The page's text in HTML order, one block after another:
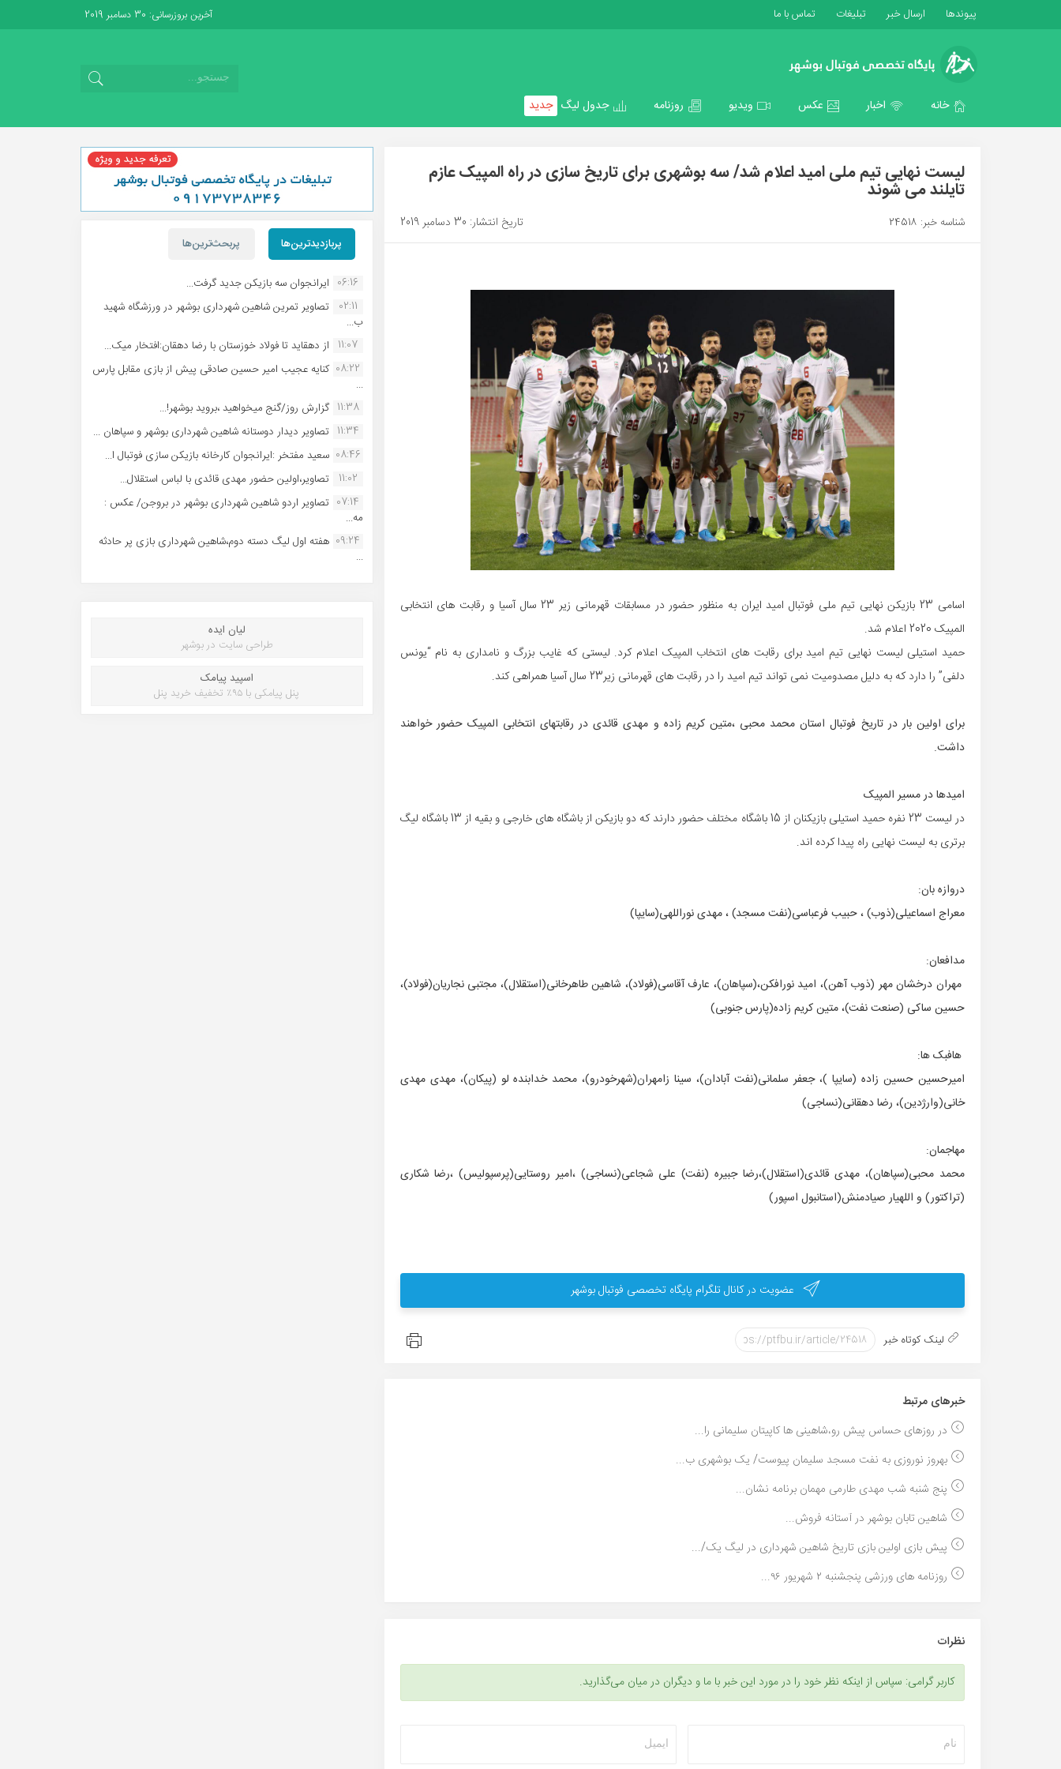
پیوندها ارسال خبر تبلیغات تماس با ما آخرین بروزرسانی: 30 دسامبر 2019
خانه اخبار عکس ویدیو روزنامه جدول لیگ جدید
لیست نهایی تیم ملی امید اعلام شد/ سه بوشهری برای تاریخ سازی در راه المپیک عازم
تایلند می شوند
شناسه خبر: 24518 تاریخ انتشار: 30 دسامبر 2019
اسامی 23 بازیکن نهایی تیم ملی فوتبال امید ایران به منظور حضور در مسابقات قهرمانی زیر 23 سال آسیا و رقابت های انتخابی
المپیک 2020 اعلام شد.
حمید استیلی لیست نهایی تیم امید برای رقابت های انتخاب المپیک اعلام کرد. لیستی که غایب بزرگ و نامداری به نام “یونس
دلفی” را دارد که به دلیل مصدومیت نمی تواند تیم امید را در رقابت های قهرمانی زیر23 سال آسیا همراهی کند.
برای اولین بار در تاریخ فوتبال استان محمد محبی ،متین کریم زاده و مهدی قائدی در رقابتهای انتخابی المپیک حضور خواهند
داشت.
امیدها در مسیر المپیک
در لیست 23 نفره حمید استیلی بازیکنان از 15 باشگاه مختلف حضور دارند که دو بازیکن از باشگاه های خارجی و بقیه از 13 باشگاه لیگ
برتری به لیست نهایی راه پیدا کرده اند.
دروازه بان:
معراج اسماعیلی(ذوب) ، حبیب فرعباسی(نفت مسجد) ، مهدی نوراللهی(سایپا)
مدافعان:
مهران درخشان مهر (ذوب آهن)، امید نورافکن،(سپاهان)، عارف آقاسی(فولاد)، شاهین طاهرخانی(استقلال)، مجتبی نجاریان(فولاد)،
حسین ساکی (صنعت نفت)، متین کریم زاده(پارس جنوبی)
هافبک ها:
امیرحسین حسین زاده (سایپا )، جعفر سلمانی(نفت آبادان)، سینا زامهران(شهرخودرو)، محمد خدابنده لو (پیکان)، مهدی مهدی
خانی(وارژدین)، رضا دهقانی(نساجی)
مهاجمان:
محمد محبی(سپاهان)، مهدی قائدی(استقلال)،رضا جبیره (نفت) علی شجاعی(نساجی) ،امیر روستایی(پرسپولیس) ،رضا شکاری
(تراکتور) و اللهیار صیادمنش(استانبول اسپور)
عضویت در کانال تلگرام پایگاه تخصصی فوتبال بوشهر
لینک کوتاه خبر
خبر‌های مرتبط
در روزهای حساس پیش رو،شاهینی ها کاپیتان سلیمانی را...
بهروز نوروزی به نفت مسجد سلیمان پیوست/ یک بوشهری ب...
پنج شنبه شب مهدی طارمی مهمان برنامه نشان...
شاهین تابان بوشهر در آستانه فروش...
پیش بازی اولین بازی تاریخ شاهین شهرداری در لیگ یک/...
روزنامه های ورزشی پنجشنبه ۲ شهریور ۹۶...
نظرات
کاربر گرامی: سپاس از اینکه نظر خود را در مورد این خبر با ما و دیگران در میان می‌گذارید.
پربازدیدترین‌ها پربحث‌ترین‌ها
06:16 ایرانجوان سه بازیکن جدید گرفت...
02:11
تصاویر تمرین شاهین شهردارى بوشهر در ورزشگاه شهید
ب...
11:07 از دهقاید تا فولاد خوزستان با رضا دهقان:افتخار میک...
08:22 کنایه عجیب امیر حسین صادقی پیش از بازی مقابل پارس
...
11:38 گزارش روز/گنج میخواهید ،بروید بوشهر!...
11:34 تصاویر دیدار دوستانه شاهین شهردارى بوشهر و سپاهان ...
08:46 سعید مفتخر :ایرانجوان کارخانه بازیکن سازی فوتبال ا...
11:02
تصاویر،اولین حضور مهدی قائدی با لباس استقلال...
07:14 تصاویر اردو شاهین شهرداری بوشهر در بروجن/ عکس :
مه...
09:24 هفته اول لیگ دسته دوم،شاهین شهرداری بازی پر حادثه
...
لیان ایده
طراحی سایت در بوشهر
اسپید پیامک
پنل پیامکی با ۹۵٪ تخفیف خرید پنل